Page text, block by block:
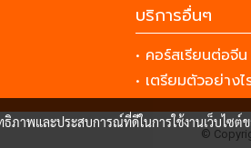
บริการอื่นๆ
• คอร์สเรียนต่อจีน
• เตรียมตัวอย่างไ
©
ภาพและประสบการณ์ที่ดีในการใช้งานเว็บไซต์